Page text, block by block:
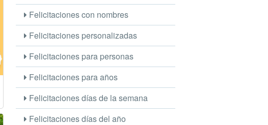
Felicitaciones con nombres
Felicitaciones personalizadas
Felicitaciones para personas
Felicitaciones para años
Felicitaciones días de la semana
Felicitaciones días del año